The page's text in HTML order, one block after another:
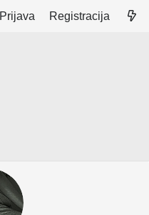
Prijava Registracija